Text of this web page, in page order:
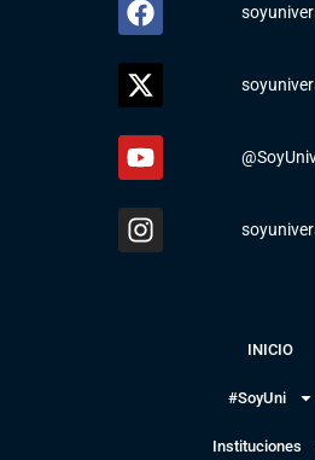
INICIO
#SoyUni
Instituciones